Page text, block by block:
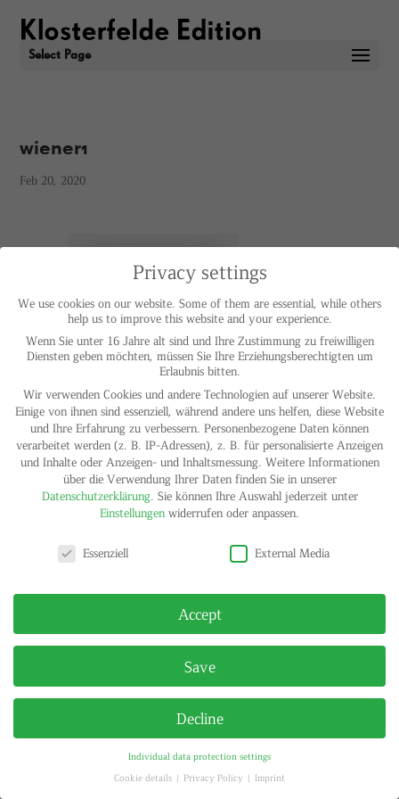
Select Page
wiener1
Feb 20, 2020
IMPRINT
PRIVACY POLICY
© HELGA MARIA KLOSTERFELDE | ALL RIGHTS RESERVED
Privacy settings
We use cookies on our website. Some of them are essential, while others
help us to improve this website and your experience.
Wenn Sie unter 16 Jahre alt sind und Ihre Zustimmung zu freiwilligen
Diensten geben möchten, müssen Sie Ihre Erziehungsberechtigten um
Erlaubnis bitten.
Wir verwenden Cookies und andere Technologien auf unserer Website.
Einige von ihnen sind essenziell, während andere uns helfen, diese Website
und Ihre Erfahrung zu verbessern. Personenbezogene Daten können
verarbeitet werden (z. B. IP-Adressen), z. B. für personalisierte Anzeigen
und Inhalte oder Anzeigen- und Inhaltsmessung. Weitere Informationen
über die Verwendung Ihrer Daten finden Sie in unserer
Datenschutzerklärung. Sie können Ihre Auswahl jederzeit unter
Einstellungen widerrufen oder anpassen.
Essenziell
External Media
Accept
Save
Decline
Individual data protection settings
Cookie details
Privacy Policy Imprint